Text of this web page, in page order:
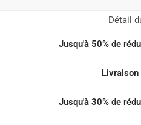
Détail
Jusqu'à 50% de
Jusqu'à 30% de